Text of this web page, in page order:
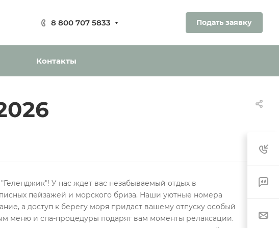
8 800 707 5833 Подать заявку
Контакты
бронирования.
для связи
У нас ждет вас незабываемый отдых в
пейзажей и морского бриза. Наши уютные номера
а доступ к берегу моря придаст вашему отпуску особый
меню и спа-процедуры подарят вам моменты релаксации.